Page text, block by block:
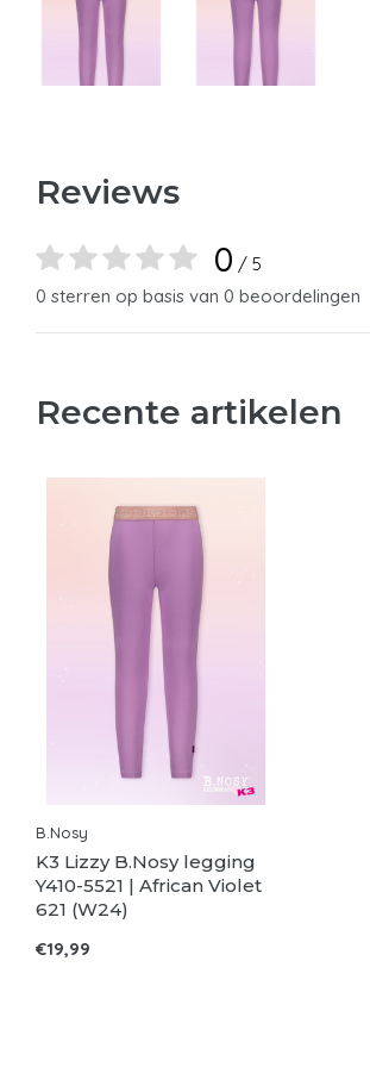
Reviews
0 / 5
0 sterren op basis van 0 beoordelingen
Recente artikelen
B.Nosy
K3 Lizzy B.Nosy legging
Y410-5521 | African Violet
621 (W24)
€19,99